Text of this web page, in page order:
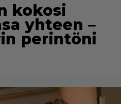
kokosi
yhteen –
perintöni